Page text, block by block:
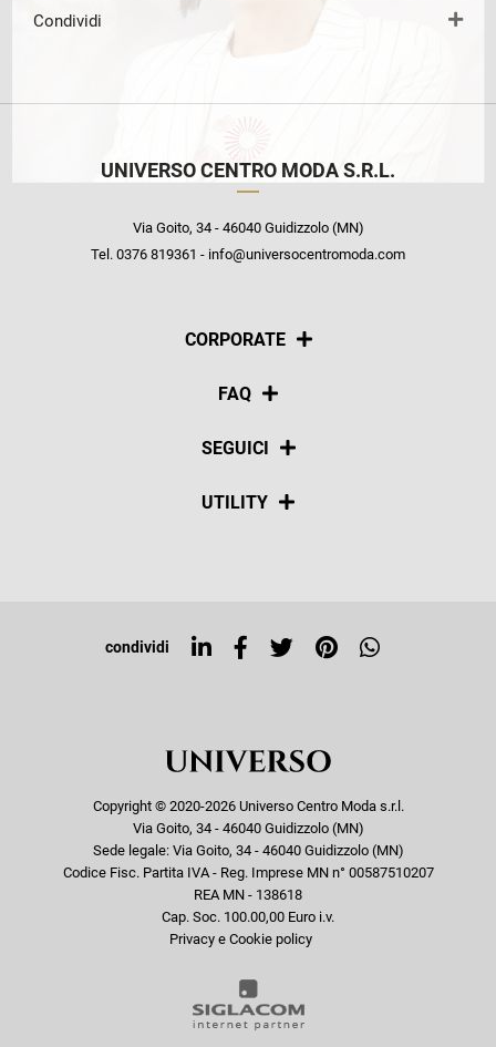
Condividi
UNIVERSO CENTRO MODA S.R.L.
Via Goito, 34 - 46040 Guidizzolo (MN)
Tel. 0376 819361 - info@universocentromoda.com
CORPORATE
Chi siamo
FAQ
Pagamenti
SEGUICI
Social
UTILITY
Top ricerche
condividi
Copyright © 2020-2026 Universo Centro Moda s.r.l.
Via Goito, 34 - 46040 Guidizzolo (MN)
Sede legale: Via Goito, 34 - 46040 Guidizzolo (MN)
Codice Fisc. Partita IVA - Reg. Imprese MN n° 00587510207
REA MN - 138618
Cap. Soc. 100.00,00 Euro i.v.
Privacy e Cookie policy